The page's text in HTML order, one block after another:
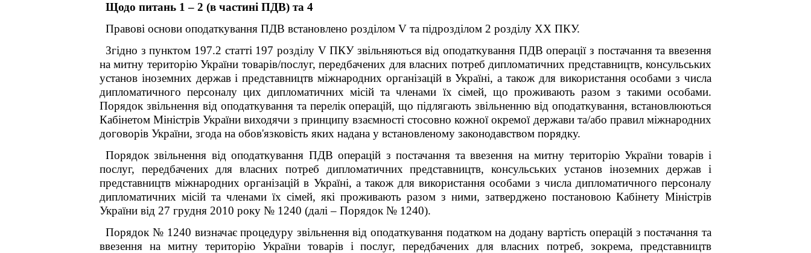
Щодо питань 1 – 2 (в частині ПДВ) та 4
Правові основи оподаткування ПДВ встановлено розділом V та підрозділом 2 розділу XX ПКУ.
Згідно з пунктом 197.2 статті 197 розділу V ПКУ звільняються від оподаткування ПДВ операції з постачання та ввезення
на митну територію України товарів/послуг, передбачених для власних потреб дипломатичних представництв, консульських
установ іноземних держав і представництв міжнародних організацій в Україні, а також для використання особами з числа
дипломатичного персоналу цих дипломатичних місій та членами їх сімей, що проживають разом з такими особами.
Порядок звільнення від оподаткування та перелік операцій, що підлягають звільненню від оподаткування, встановлюються
Кабінетом Міністрів України виходячи з принципу взаємності стосовно кожної окремої держави та/або правил міжнародних
договорів України, згода на обов'язковість яких надана у встановленому законодавством порядку.
Порядок звільнення від оподаткування ПДВ операцій з постачання та ввезення на митну територію України товарів і
послуг, передбачених для власних потреб дипломатичних представництв, консульських установ іноземних держав і
представництв міжнародних організацій в Україні, а також для використання особами з числа дипломатичного персоналу
дипломатичних місій та членами їх сімей, які проживають разом з ними, затверджено постановою Кабінету Міністрів
України від 27 грудня 2010 року № 1240 (далі – Порядок № 1240).
Порядок № 1240 визначає процедуру звільнення від оподаткування податком на додану вартість операцій з постачання та
ввезення на митну територію України товарів і послуг, передбачених для власних потреб, зокрема, представництв